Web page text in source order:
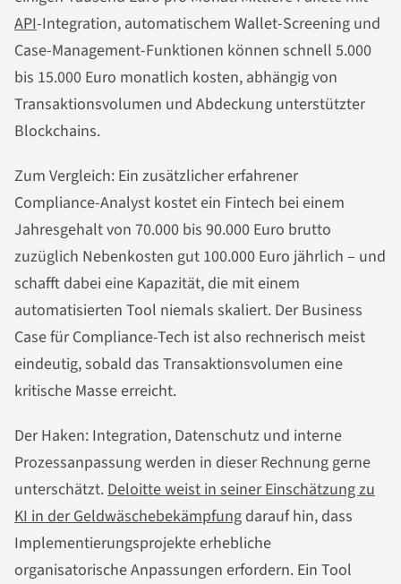
API-Integration, automatischem Wallet-Screening und
Case-Management-Funktionen können schnell 5.000
bis 15.000 Euro monatlich kosten, abhängig von
Transaktionsvolumen und Abdeckung unterstützter
Blockchains.
Zum Vergleich: Ein zusätzlicher erfahrener
Compliance-Analyst kostet ein Fintech bei einem
Jahresgehalt von 70.000 bis 90.000 Euro brutto
zuzüglich Nebenkosten gut 100.000 Euro jährlich – und
schafft dabei eine Kapazität, die mit einem
automatisierten Tool niemals skaliert. Der Business
Case für Compliance-Tech ist also rechnerisch meist
eindeutig, sobald das Transaktionsvolumen eine
kritische Masse erreicht.
Der Haken: Integration, Datenschutz und interne
Prozessanpassung werden in dieser Rechnung gerne
unterschätzt. Deloitte weist in seiner Einschätzung zu
KI in der Geldwäschebekämpfung darauf hin, dass
Implementierungsprojekte erhebliche
organisatorische Anpassungen erfordern. Ein Tool